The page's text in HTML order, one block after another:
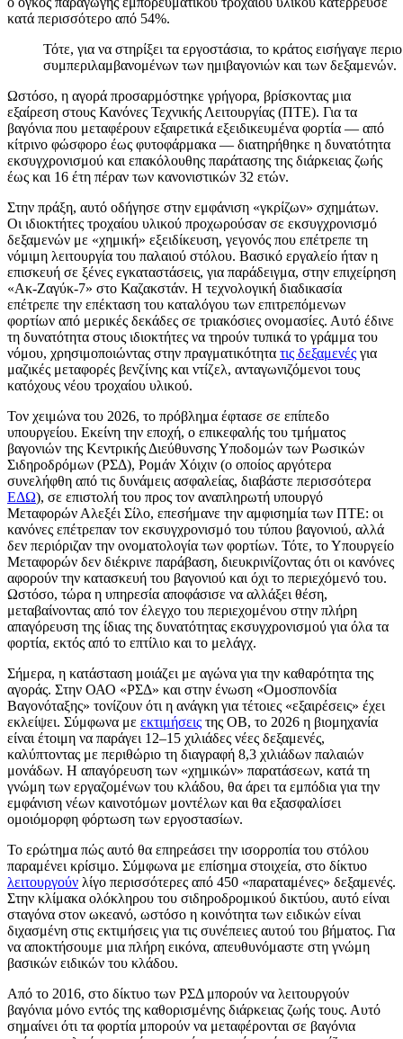
κατά περισσότερο από 54%.
Τότε, για να στηρίξει τα εργοστάσια, το κράτος εισήγαγε
συμπεριλαμβανομένων των ημιβαγονιών και των δεξαμενών.
Ωστόσο, η αγορά προσαρμόστηκε γρήγορα, βρίσκοντας μια
εξαίρεση στους Κανόνες Τεχνικής Λειτουργίας (ΠΤΕ). Για τα
βαγόνια που μεταφέρουν εξαιρετικά εξειδικευμένα φορτία — από
κίτρινο φώσφορο έως φυτοφάρμακα — διατηρήθηκε η δυνατότητα
εκσυγχρονισμού και επακόλουθης παράτασης της διάρκειας ζωής
έως και 16 έτη πέραν των κανονιστικών 32 ετών.
Στην πράξη, αυτό οδήγησε στην εμφάνιση «γκρίζων» σχημάτων.
Οι ιδιοκτήτες τροχαίου υλικού προχωρούσαν σε εκσυγχρονισμό
δεξαμενών με «χημική» εξειδίκευση, γεγονός που επέτρεπε τη
νόμιμη λειτουργία του παλαιού στόλου. Βασικό εργαλείο ήταν η
επισκευή σε ξένες εγκαταστάσεις, για παράδειγμα, στην επιχείρηση
«Ακ-Ζαγύκ-7» στο Καζακστάν. Η τεχνολογική διαδικασία
επέτρεπε την επέκταση του καταλόγου των επιτρεπόμενων
φορτίων από μερικές δεκάδες σε τριακόσιες ονομασίες. Αυτό έδινε
τη δυνατότητα στους ιδιοκτήτες να τηρούν τυπικά το γράμμα του
νόμου, χρησιμοποιώντας στην πραγματικότητα τις δεξαμενές για
μαζικές μεταφορές βενζίνης και ντίζελ, ανταγωνιζόμενοι τους
κατόχους νέου τροχαίου υλικού.
Τον χειμώνα του 2026, το πρόβλημα έφτασε σε επίπεδο
υπουργείου. Εκείνη την εποχή, ο επικεφαλής του τμήματος
βαγονιών της Κεντρικής Διεύθυνσης Υποδομών των Ρωσικών
Σιδηροδρόμων (ΡΣΔ), Ρομάν Χόιχιν (ο οποίος αργότερα
συνελήφθη από τις δυνάμεις ασφαλείας, διαβάστε περισσότερα
ΕΔΩ), σε επιστολή του προς τον αναπληρωτή υπουργό
Μεταφορών Αλεξέι Σίλο, επεσήμανε την αμφισημία των ΠΤΕ: οι
κανόνες επέτρεπαν τον εκσυγχρονισμό του τύπου βαγονιού, αλλά
δεν περιόριζαν την ονοματολογία των φορτίων. Τότε, το Υπουργείο
Μεταφορών δεν διέκρινε παράβαση, διευκρινίζοντας ότι οι κανόνες
αφορούν την κατασκευή του βαγονιού και όχι το περιεχόμενό του.
Ωστόσο, τώρα η υπηρεσία αποφάσισε να αλλάξει θέση,
μεταβαίνοντας από τον έλεγχο του περιεχομένου στην πλήρη
απαγόρευση της ίδιας της δυνατότητας εκσυγχρονισμού για όλα τα
φορτία, εκτός από το επτίλιο και το μελάγχ.
Σήμερα, η κατάσταση μοιάζει με αγώνα για την καθαρότητα της
αγοράς. Στην ΟΑΟ «ΡΣΔ» και στην ένωση «Ομοσπονδία
Βαγονόταξης» τονίζουν ότι η ανάγκη για τέτοιες «εξαιρέσεις» έχει
εκλείψει. Σύμφωνα με εκτιμήσεις της ΟΒ, το 2026 η βιομηχανία
είναι έτοιμη να παράγει 12–15 χιλιάδες νέες δεξαμενές,
καλύπτοντας με περιθώριο τη διαγραφή 8,3 χιλιάδων παλαιών
μονάδων. Η απαγόρευση των «χημικών» παρατάσεων, κατά τη
γνώμη των εργαζομένων του κλάδου, θα άρει τα εμπόδια για την
εμφάνιση νέων καινοτόμων μοντέλων και θα εξασφαλίσει
ομοιόμορφη φόρτωση των εργοστασίων.
Το ερώτημα πώς αυτό θα επηρεάσει την ισορροπία του στόλου
παραμένει κρίσιμο. Σύμφωνα με επίσημα στοιχεία, στο δίκτυο
λειτουργούν λίγο περισσότερες από 450 «παραταμένες» δεξαμενές.
Στην κλίμακα ολόκληρου του σιδηροδρομικού δικτύου, αυτό είναι
σταγόνα στον ωκεανό, ωστόσο η κοινότητα των ειδικών είναι
διχασμένη στις εκτιμήσεις για τις συνέπειες αυτού του βήματος. Για
να αποκτήσουμε μια πλήρη εικόνα, απευθυνόμαστε στη γνώμη
βασικών ειδικών του κλάδου.
Από το 2016, στο δίκτυο των ΡΣΔ μπορούν να λειτουργούν
βαγόνια μόνο εντός της καθορισμένης διάρκειας ζωής τους. Αυτό
σημαίνει ότι τα φορτία μπορούν να μεταφέρονται σε βαγόνια